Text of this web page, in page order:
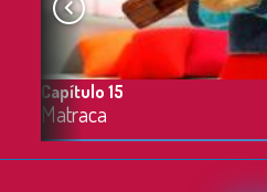
Capítulo 15
Matraca